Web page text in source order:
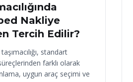
Nakliye
Tercih Edilir?
standart
farklı olarak
uygun araç seçimi ve